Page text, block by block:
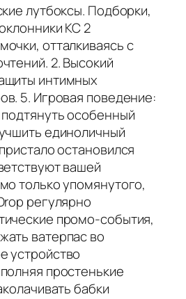
лутбоксы. Подборки,
КС 2
отталкиваясь с
2. Высокий
интимных
5. Игровая поведение:
особенный
единоличный
остановился
вашей
только упомянутого,
регулярно
промо-события,
ватерпас во
устройство
простенькие
бабки